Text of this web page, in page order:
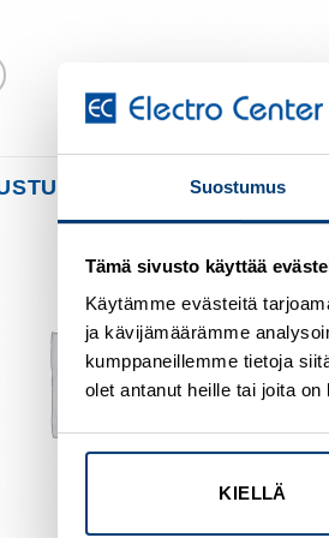
Suostumus
Tämä sivusto käyttää
Käytämme evästeitä
ja kävijämäärämme
kumppaneillemme tietoja
olet antanut heille tai joita
KIELLÄ
MYÖS
wishlist